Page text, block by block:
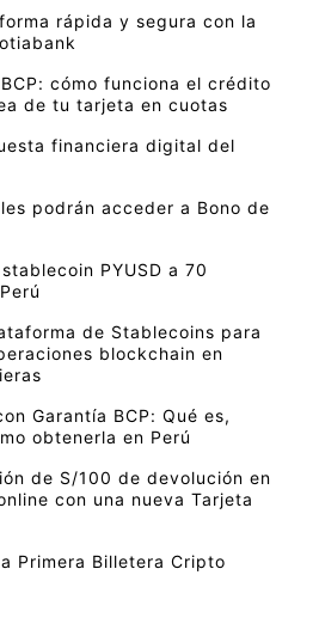
rápida y segura con la
cómo funciona el crédito
de tu tarjeta en cuotas
financiera digital del
podrán acceder a Bono de
PYUSD a 70
de Stablecoins para
blockchain en
Garantía BCP: Qué es,
obtenerla en Perú
de S/100 de devolución en
con una nueva Tarjeta
Primera Billetera Cripto